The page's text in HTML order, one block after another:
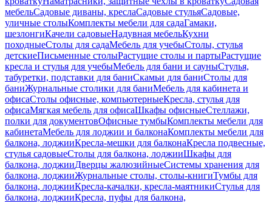
мебельСадовые диваны, креслаСадовые стульяСадовые,
уличные столыКомплекты мебели для садаГамаки,
шезлонгиКачели садовыеНадувная мебельКухни
походныеСтолы для садаМебель для учебыСтолы, стулья
детскиеПисьменные столыРастущие столы и партыРастущие
кресла и стулья для учебыМебель для бани и сауныСтулья,
табуретки, подставки для баниСкамьи для баниСтолы для
баниЖурнальные столики для баниМебель для кабинета и
офисаСтолы офисные, компьютерныеКресла, стулья для
офисаМягкая мебель для офисаШкафы офисныеСтеллажи,
полки для документовОфисные тумбыКомплекты мебели для
кабинетаМебель для лоджии и балконаКомплекты мебели для
балкона, лоджииКресла-мешки для балконаКресла подвесные,
стулья садовыеСтолы для балкона, лоджииШкафы для
балкона, лоджииДверцы жалюзийныеСистемы хранения для
балкона, лоджииЖурнальные столы, столы-книгиТумбы для
балкона, лоджииКресла-качалки, кресла-маятникиСтулья для
балкона, лоджииКресла, пуфы для балкона,